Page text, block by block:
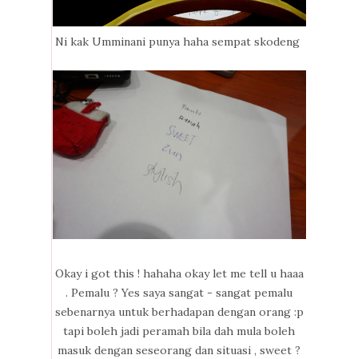
Ni kak Umminani punya haha sempat skodeng
Okay i got this ! hahaha okay let me tell u haaa
. Pemalu ? Yes saya sangat - sangat pemalu
sebenarnya untuk berhadapan dengan orang :p
tapi boleh jadi peramah bila dah mula boleh
masuk dengan seseorang dan situasi , sweet ?